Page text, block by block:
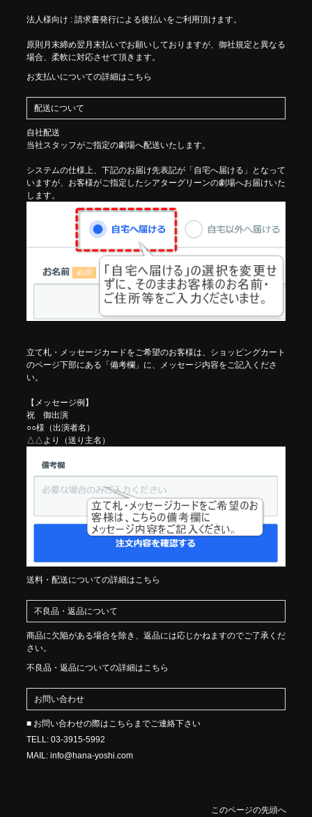
法人様向け : 請求書発行による後払いをご利用頂けます。
原則月末締め翌月末払いでお願いしておりますが、御社規定と異なる
場合、柔軟に対応させて頂きます。
お支払いについての詳細はこちら
配送について
自社配送
当社スタッフがご指定の劇場へ配送いたします。
システムの仕様上、下記のお届け先表記が「自宅へ届ける」となって
いますが、お客様がご指定したシアターグリーンの劇場へお届けいた
します。
立て札・メッセージカードをご希望のお客様は、ショッピングカート
のページ下部にある「備考欄」に、メッセージ内容をご記入くださ
い。
【メッセージ例】
祝 御出演
○○様（出演者名）
△△より（送り主名）
送料・配送についての詳細はこちら
不良品・返品について
商品に欠陥がある場合を除き、返品には応じかねますのでご了承くだ
さい。
不良品・返品についての詳細はこちら
お問い合わせ
■ お問い合わせの際はこちらまでご連絡下さい
TELL: 03-3915-5992
MAIL: info@hana-yoshi.com
このページの先頭へ